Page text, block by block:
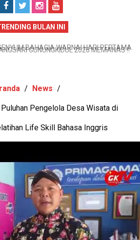
BULAN INI
GUNUNGKIDUL 2026 MEMANAS !!
/ News /
Pengelola Desa Wisata di
Life Skill Bahasa Inggris